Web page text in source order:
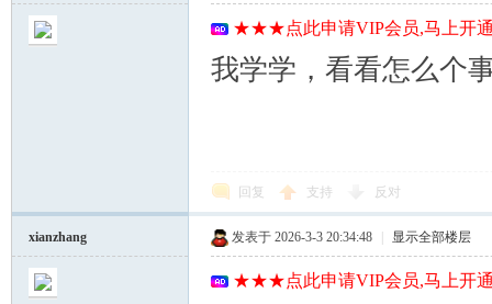
★★★点此申请VIP会员,马上开
我学学，看看怎么个
回复 支持 反对
xianzhang 发表于 2026-3-3 20:34:48 显示全部楼层
★★★点此申请VIP会员,马上开